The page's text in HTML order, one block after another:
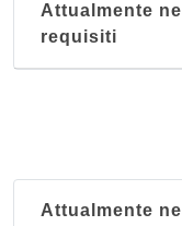
Attualmente
requisiti
Attualmente